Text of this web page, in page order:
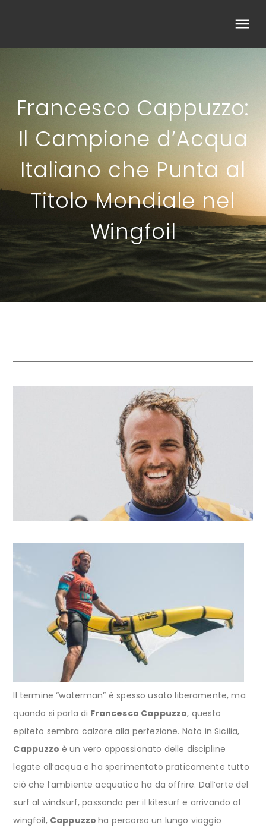
Francesco Cappuzzo:
Il Campione d’Acqua
Italiano che Punta al
Titolo Mondiale nel
Wingfoil
Il termine “waterman” è spesso usato liberamente, ma
quando si parla di Francesco Cappuzzo, questo
epiteto sembra calzare alla perfezione. Nato in Sicilia,
Cappuzzo è un vero appassionato delle discipline
legate all’acqua e ha sperimentato praticamente tutto
ciò che l’ambiente acquatico ha da offrire. Dall’arte del
surf al windsurf, passando per il kitesurf e arrivando al
wingfoil, Cappuzzoha percorso un lungo viaggio